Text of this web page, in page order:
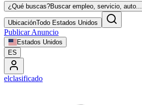
¿Qué buscas?Buscar empleo, servicio, auto...
UbicaciónTodo Estados Unidos
Publicar Anuncio
Estados Unidos
ES
elclasificado